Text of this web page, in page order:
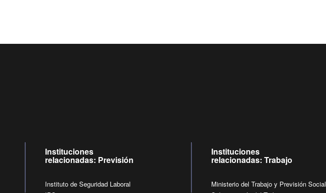
Instituciones
relacionadas: Previsión
Instituto de Seguridad Laboral
Instituciones
relacionadas: Trabajo
Ministerio del Trabajo y Previsión Social